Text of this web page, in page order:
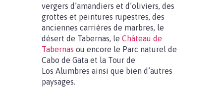
vergers d’amandiers et d’oliviers, des
grottes et peintures rupestres, des
anciennes carrières de marbres, le
désert de Tabernas, le Château de
Tabernas ou encore le Parc naturel de
Cabo de Gata et la Tour de
Los Alumbres ainsi que bien d’autres
paysages.